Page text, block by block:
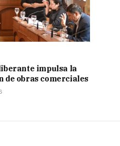
impulsa la
de obras comerciales